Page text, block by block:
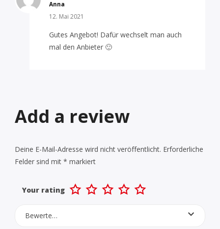
Anna
12. Mai 2021
Gutes Angebot! Dafür wechselt man auch
mal den Anbieter 🙂
Add a review
Deine E-Mail-Adresse wird nicht veröffentlicht. Erforderliche
Felder sind mit * markiert
Your rating
Bewerte…